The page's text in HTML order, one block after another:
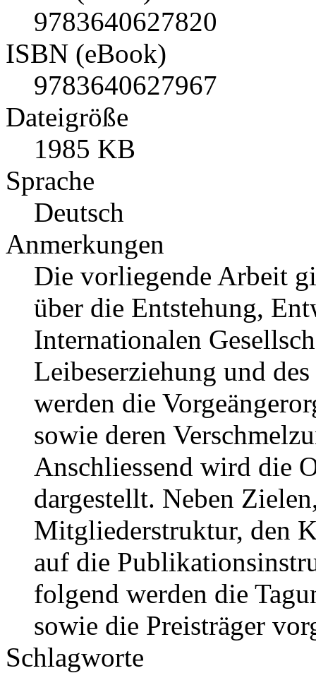
9783640627820
ISBN (eBook)
9783640627967
Dateigröße
1985 KB
Sprache
Deutsch
Anmerkungen
Die vorliegende Arbeit
über die Entstehung,
Internationalen
Leibeserziehung und
werden die
sowie deren
Anschliessend wird die
dargestellt. Neben
Mitgliederstruktur, den
auf die
folgend werden die
sowie die Preisträger
Schlagworte